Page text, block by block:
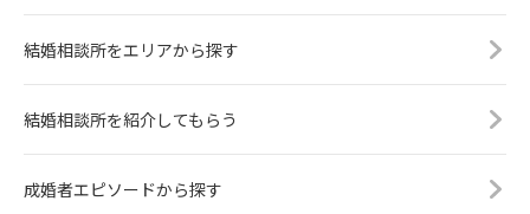
結婚相談所をエリアから探す
結婚相談所を紹介してもらう
成婚者エピソードから探す